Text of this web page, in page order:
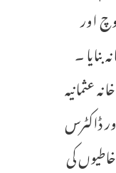
اور
۔
عثمانیہ
ڈاکٹرس
کی